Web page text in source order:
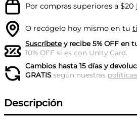
Por compras superiores a $20
O recógelo hoy mismo en tu
Suscríbetey recibe 5% OFF en
10% OFF si es con Unity Card.
Cambios hasta 15 días y
GRATISsegún nuestras políticas
Descripción